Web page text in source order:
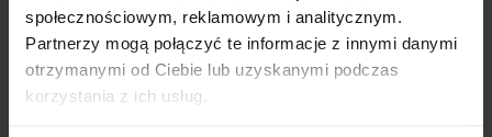
społecznościowym, reklamowym i analitycznym.
Partnerzy mogą połączyć te informacje z innymi danymi
otrzymanymi od Ciebie lub uzyskanymi podczas
korzystania z ich usług.
Alicja zweryfikowano
5
Jestem zaskoczona, że ta paczka dotarła do mnie tak